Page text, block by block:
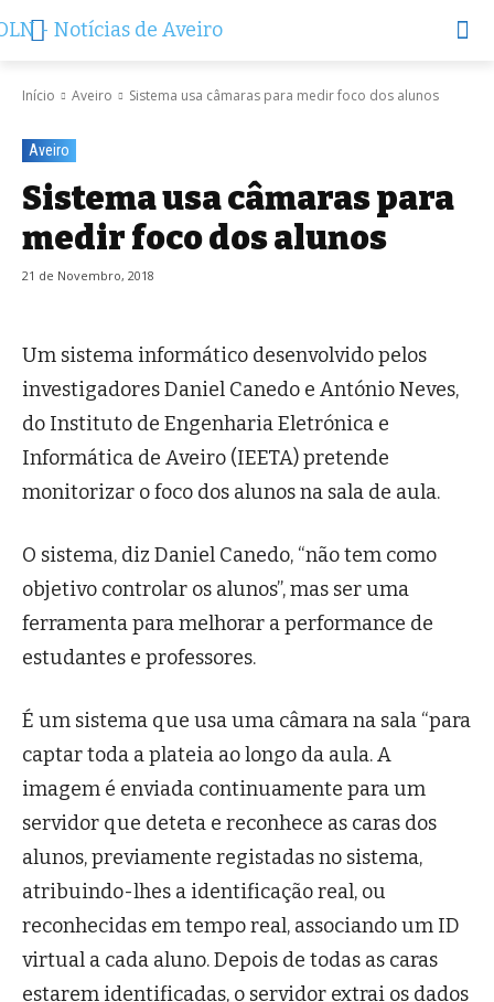
Início Aveiro Sistema usa câmaras para medir foco dos alunos
Aveiro
Sistema usa câmaras para
medir foco dos alunos
21 de Novembro, 2018
Um sistema informático desenvolvido pelos
investigadores Daniel Canedo e António Neves,
do Instituto de Engenharia Eletrónica e
Informática de Aveiro (IEETA) pretende
monitorizar o foco dos alunos na sala de aula.
O sistema, diz Daniel Canedo, “não tem como
objetivo controlar os alunos”, mas ser uma
ferramenta para melhorar a performance de
estudantes e professores.
É um sistema que usa uma câmara na sala “para
captar toda a plateia ao longo da aula. A
imagem é enviada continuamente para um
servidor que deteta e reconhece as caras dos
alunos, previamente registadas no sistema,
atribuindo-lhes a identificação real, ou
reconhecidas em tempo real, associando um ID
virtual a cada aluno. Depois de todas as caras
estarem identificadas, o servidor extrai os dados